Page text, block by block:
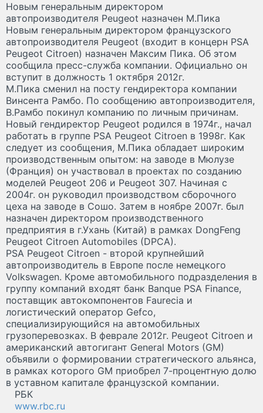
Новым генеральным директором
автопроизводителя Peugeot назначен М.Пика
Новым генеральным директором французского
автопроизводителя Peugeot (входит в концерн PSA
Peugeot Citroen) назначен Максим Пика. Об этом
сообщила пресс-служба компании. Официально он
вступит в должность 1 октября 2012г.
М.Пика сменил на посту гендиректора компании
Винсента Рамбо. По сообщению автопроизводителя,
В.Рамбо покинул компанию по личным причинам.
Новый гендиректор Peugeot родился в 1974г., начал
работать в группе PSA Peugeot Citroen в 1998г. Как
следует из сообщения, М.Пика обладает широким
производственным опытом: на заводе в Мюлузе
(Франция) он участвовал в проектах по созданию
моделей Peugeot 206 и Peugeot 307. Начиная с
2004г. он руководил производством сборочного
цеха на заводе в Сошо. Затем в ноябре 2007г. был
назначен директором производственного
предприятия в г.Ухань (Китай) в рамках DongFeng
Peugeot Citroen Automobiles (DPCA).
PSA Peugeot Citroen - второй крупнейший
автопроизводитель в Европе после немецкого
Volkswagen. Кроме автомобильного подразделения в
группу компаний входят банк Banque PSA Finance,
поставщик автокомпонентов Faurecia и
логистический оператор Gefco,
специализирующийся на автомобильных
грузоперевозках. В феврале 2012г. Peugeot Citroen и
американский автогигант General Motors (GM)
объявили о формировании стратегического альянса,
в рамках которого GM приобрел 7-процентную долю
в уставном капитале французской компании.
РБК
www.rbc.ru